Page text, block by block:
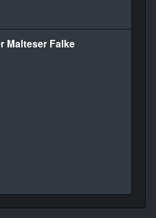
Malteser Falke